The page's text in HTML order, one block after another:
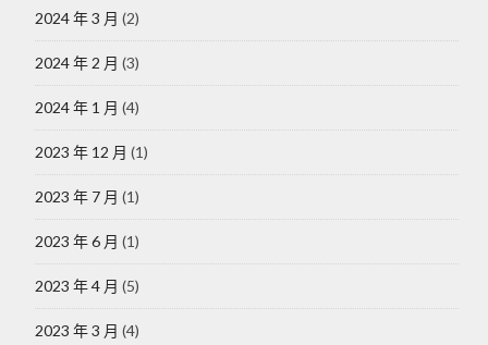
2024 年 3 月 (2)
2024 年 2 月 (3)
2024 年 1 月 (4)
2023 年 12 月 (1)
2023 年 7 月 (1)
2023 年 6 月 (1)
2023 年 4 月 (5)
2023 年 3 月 (4)